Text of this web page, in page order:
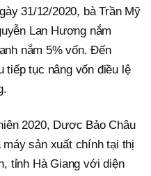
31/12/2020, bà Trần Mỹ
Lan Hương nắm
nắm 5% vốn. Đến
tiếp tục nâng vốn điều lệ
2020, Dược Bảo Châu
sản xuất chính tại thị
tỉnh Hà Giang với diện